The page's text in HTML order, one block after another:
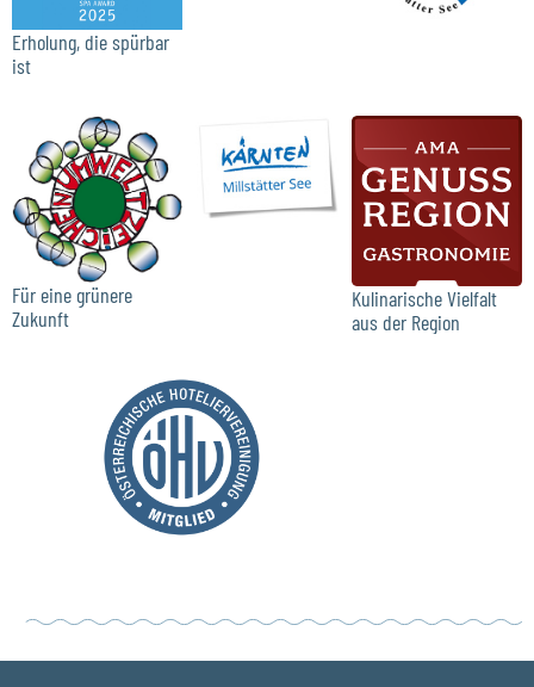
Erholung, die spürbar
ist
Für eine grünere
Zukunft
Kulinarische Vielfalt
aus der Region